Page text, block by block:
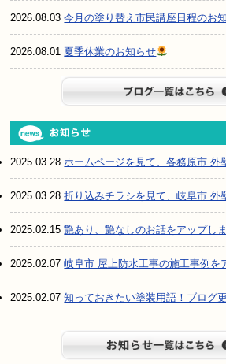
2026.08.03今月の塗り替え市民講座日程のお
2026.08.01 夏季休業のお知らせ
2025.03.28ホームページを見て、各務原市
2025.03.28折り込みチラシを見て、岐阜市
2025.02.15艶あり、艶なしのお話をアップし
2025.02.07岐阜市 屋上防水工事の施工事例を
2025.02.07知っておきたい塗装用語！ブログ